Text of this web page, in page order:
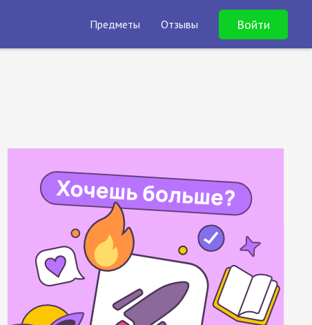
Предметы Отзывы Войти